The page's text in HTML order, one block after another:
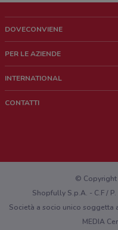
DOVECONVIENE
Chi siamo
Lavora con noi
PER LE AZIENDE
Richieste commerciali e
INTERNATIONAL
CONTATTI
Hai un malfunzionamento sul
© Copyright
Shopfully S.p.A. - C.F /
Società a socio unico soggetta
MEDIA